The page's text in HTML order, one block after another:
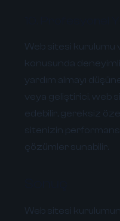
Web sitesi kurulumu
konusunda
yardım almayı
veya geliştirici, web
edebilir, gereksiz
sitenizin
çözümler sunabilir.
Web sitesi